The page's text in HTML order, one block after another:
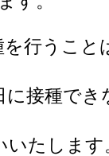
行うこと
に接種でき
いたします